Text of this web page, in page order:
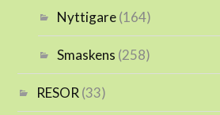
Nyttigare(164)
Smaskens (258)
RESOR (33)